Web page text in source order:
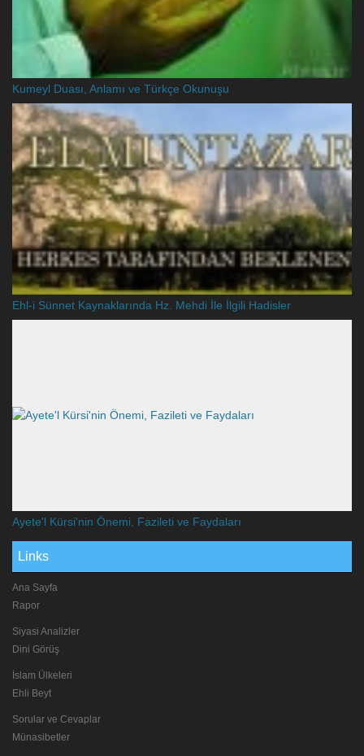
Kumeyl Duası, Anlamı ve Türkçe Okunuşu
Ehl-i Sünnet Kaynaklarında Hz. Mehdi İle İlgili Hadisler
Ayete'l Kürsi'nin Önemi, Fazileti ve Faydaları
Links
Ana Sayfa
Rapor
Siyasi Analizler
Dini Görüş
İslam Ülkeleri
Ehli Beyt
Sorular ve Cevaplar
Münasibetler